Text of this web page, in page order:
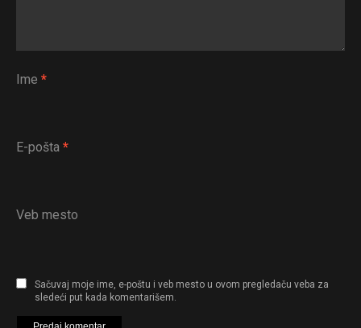
Ime *
E-pošta *
Veb mesto
Sačuvaj moje ime, e-poštu i veb mesto u ovom pregledaču veba za
sledeći put kada komentarišem.